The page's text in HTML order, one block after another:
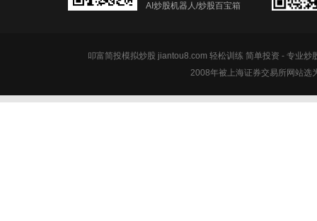
AI炒股机器人/炒股百宝箱
叩富简投模拟炒股 jiantou8.com 轻松训练 简单投资 - 专业炒
2008年被上海证券交易所网站选